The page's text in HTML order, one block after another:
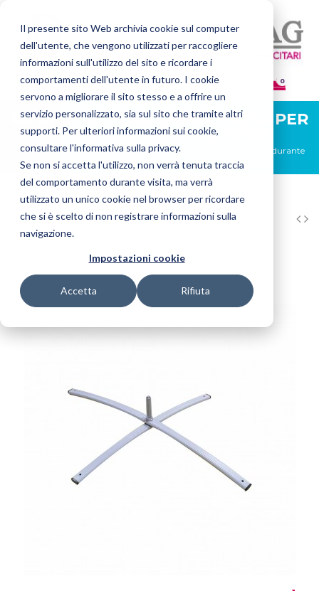
Il presente sito Web archivia cookie sul computer
dell'utente, che vengono utilizzati per raccogliere
informazioni sull'utilizzo del sito e ricordare i
comportamenti dell'utente in futuro. I cookie
servono a migliorare il sito stesso e a offrire un
servizio personalizzato, sia sul sito che tramite altri
supporti. Per ulteriori informazioni sui cookie,
consultare l'informativa sulla privacy.
Se non si accetta l'utilizzo, non verrà tenuta traccia
del comportamento durante visita, ma verrà
utilizzato un unico cookie nel browser per ricordare
che si è scelto di non registrare informazioni sulla
navigazione.
Impostazioni cookie
Accetta Rifiuta
0
LA DIGITAL FLAG SARÀ CHIUSA PER
FERIE DAL 08/08 AL 30/08
Gli ordini ricevuti in questo periodo verranno elaborati e spediti durante
HOME BANDIERE BASI, ASTE E ACCESSORI
BASE A CROCE